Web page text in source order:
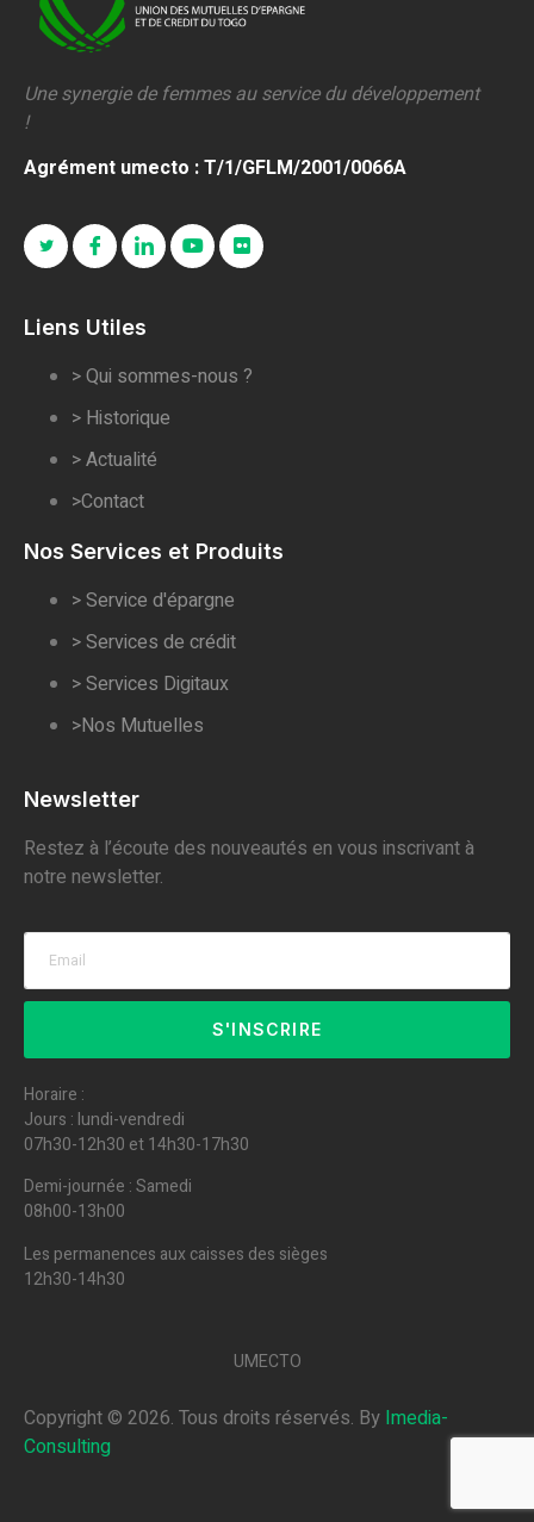
Une synergie de femmes au service du développement
!
Agrément umecto : T/1/GFLM/2001/0066A
Liens Utiles
> Qui sommes-nous ?
> Historique
> Actualité
>Contact
Nos Services et Produits
> Service d'épargne
> Services de crédit
> Services Digitaux
>Nos Mutuelles
Newsletter
Restez à l’écoute des nouveautés en vous inscrivant à
notre newsletter.
S'INSCRIRE
Horaire :
Jours : lundi-vendredi
07h30-12h30 et 14h30-17h30
Demi-journée : Samedi
08h00-13h00
Les permanences aux caisses des sièges
12h30-14h30
UMECTO
Copyright © 2026. Tous droits réservés. By Imedia-
Consulting